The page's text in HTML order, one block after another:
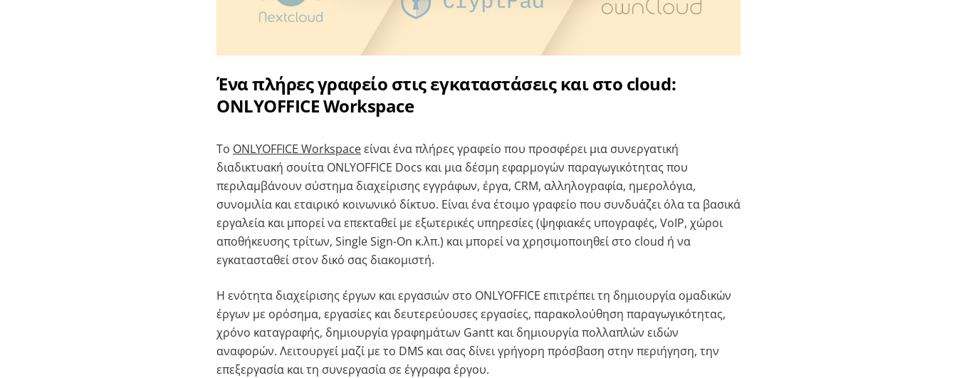
Ένα πλήρες γραφείο στις εγκαταστάσεις και στο cloud:
ONLYOFFICE Workspace
Το ONLYOFFICE Workspaceείναι ένα πλήρες γραφείο που προσφέρει μια συνεργατική
διαδικτυακή σουίτα ONLYOFFICE Docs και μια δέσμη εφαρμογών παραγωγικότητας που
περιλαμβάνουν σύστημα διαχείρισης εγγράφων, έργα, CRM, αλληλογραφία, ημερολόγια,
συνομιλία και εταιρικό κοινωνικό δίκτυο. Είναι ένα έτοιμο γραφείο που συνδυάζει όλα τα βασικά
εργαλεία και μπορεί να επεκταθεί με εξωτερικές υπηρεσίες (ψηφιακές υπογραφές, VoIP, χώροι
αποθήκευσης τρίτων, Single Sign-On κ.λπ.) και μπορεί να χρησιμοποιηθεί στο cloud ή να
εγκατασταθεί στον δικό σας διακομιστή.
Η ενότητα διαχείρισης έργων και εργασιών στο ONLYOFFICE επιτρέπει τη δημιουργία ομαδικών
έργων με ορόσημα, εργασίες και δευτερεύουσες εργασίες, παρακολούθηση παραγωγικότητας,
χρόνο καταγραφής, δημιουργία γραφημάτων Gantt και δημιουργία πολλαπλών ειδών
αναφορών. Λειτουργεί μαζί με το DMS και σας δίνει γρήγορη πρόσβαση στην περιήγηση, την
επεξεργασία και τη συνεργασία σε έγγραφα έργου.